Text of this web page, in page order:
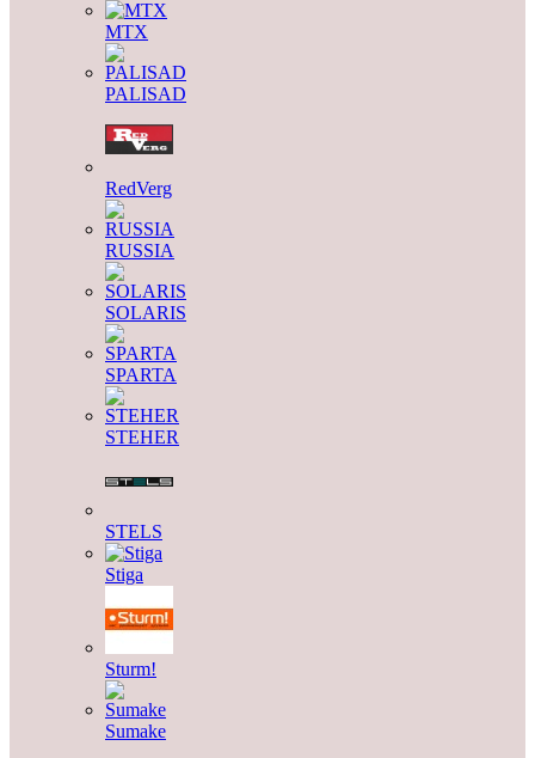
MTX
PALISAD
RedVerg
RUSSIA
SOLARIS
SPARTA
STEHER
STELS
Stiga
Sturm!
Sumake